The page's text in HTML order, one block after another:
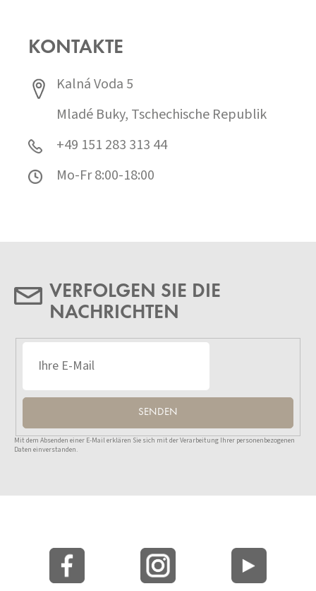
KONTAKTE
Kalná Voda 5
Mladé Buky, Tschechische Republik
+49 151 283 313 44
Mo-Fr 8:00-18:00
VERFOLGEN SIE DIE
NACHRICHTEN
SENDEN
Mit dem Absenden einer E-Mail erklären Sie sich mit der Verarbeitung Ihrer personenbezogenen
Daten einverstanden.